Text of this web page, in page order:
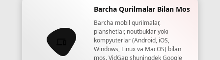
Barcha Qurilmalar Bilan Mos
Barcha mobil qurilmalar,
planshetlar, noutbuklar yoki
kompyuterlar (Android, iOS,
Windows, Linux va MacOS) bilan
mos. VidGap shuningdek Google